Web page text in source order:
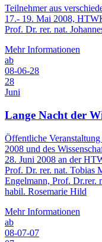
Teilnehmer aus
17.- 19. Mai 2008,
Prof. Dr. rer. nat.
Mehr Informationen
ab
08-06-28
28
Juni
Lange Nacht der
Öffentliche
2008 und des
28. Juni 2008 an der
Prof. Dr. rer. nat. Tobias
Engelmann, Prof. Dr.rer.
habil. Rosemarie Hild
Mehr Informationen
ab
08-07-07